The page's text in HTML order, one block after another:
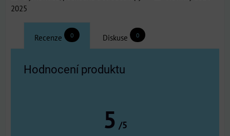
2025
Recenze 0 Diskuse 0
Hodnocení produktu
5 /5